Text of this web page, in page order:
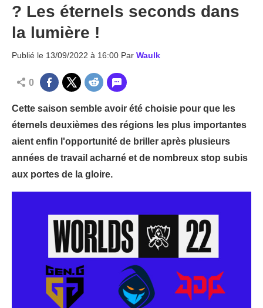
? Les éternels seconds dans
la lumière !
Publié le 13/09/2022 à 16:00 Par Waulk
0
Cette saison semble avoir été choisie pour que les
éternels deuxièmes des régions les plus importantes
aient enfin l'opportunité de briller après plusieurs
années de travail acharné et de nombreux stop subis
aux portes de la gloire.